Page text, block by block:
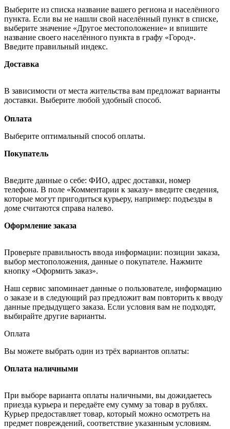
Выберите из списка название вашего региона и населённого
пункта. Если вы не нашли свой населённый пункт в списке,
выберите значение «Другое местоположение» и впишите
название своего населённого пункта в графу «Город».
Введите правильный индекс.
Доставка
В зависимости от места жительства вам предложат варианты
доставки. Выберите любой удобный способ.
Оплата
Выберите оптимальный способ оплаты.
Покупатель
Введите данные о себе: ФИО, адрес доставки, номер
телефона. В поле «Комментарии к заказу» введите сведения,
которые могут пригодиться курьеру, например: подъезды в
доме считаются справа налево.
Оформление заказа
Проверьте правильность ввода информации: позиции заказа,
выбор местоположения, данные о покупателе. Нажмите
кнопку «Оформить заказ».
Наш сервис запоминает данные о пользователе, информацию
о заказе и в следующий раз предложит вам повторить к вводу
данные предыдущего заказа. Если условия вам не подходят,
выбирайте другие варианты.
Оплата
Вы можете выбрать один из трёх вариантов оплаты:
Оплата наличными
При выборе варианта оплаты наличными, вы дожидаетесь
приезда курьера и передаёте ему сумму за товар в рублях.
Курьер предоставляет товар, который можно осмотреть на
предмет повреждений, соответствие указанным условиям.